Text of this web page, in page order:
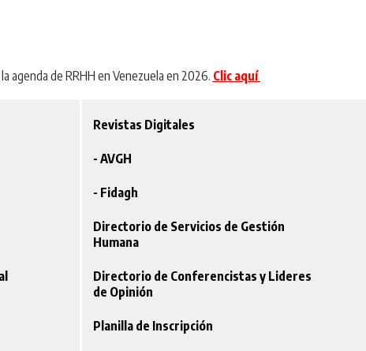
agenda de RRHH en Venezuela en 2026. Clic aquí
Revistas Digitales
- AVGH
- Fidagh
Directorio de Servicios de Gestión
Humana
Directorio de Conferencistas y Lideres
de Opinión
Planilla de Inscripción